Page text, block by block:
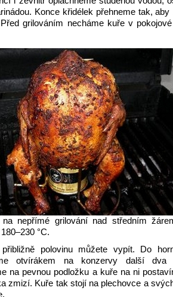
Konce křidélek přehneme tak, aby
grilováním necháme kuře v
nepřímé grilování nad středním
°C.
polovinu můžete vypít. Do
otvírákem na konzervy další dva
na pevnou podložku a kuře na ni
zmizí. Kuře tak stojí na plechovce a